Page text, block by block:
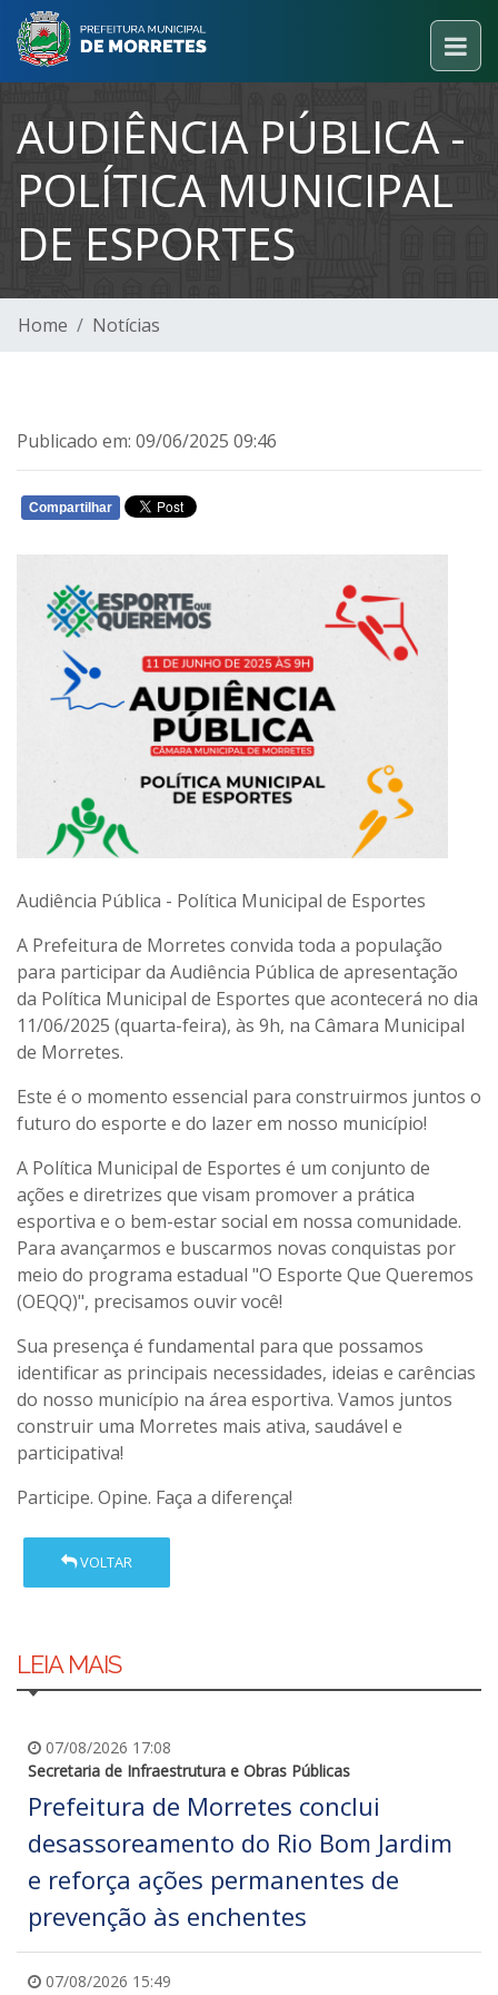
AUDIÊNCIA PÚBLICA -
POLÍTICA MUNICIPAL
DE ESPORTES
Home Notícias
Publicado em: 09/06/2025 09:46
Compartilhar
Audiência Pública - Política Municipal de Esportes
A Prefeitura de Morretes convida toda a população
para participar da Audiência Pública de apresentação
da Política Municipal de Esportes que acontecerá no dia
11/06/2025 (quarta-feira), às 9h, na Câmara Municipal
de Morretes.
Este é o momento essencial para construirmos juntos o
futuro do esporte e do lazer em nosso município!
A Política Municipal de Esportes é um conjunto de
ações e diretrizes que visam promover a prática
esportiva e o bem-estar social em nossa comunidade.
Para avançarmos e buscarmos novas conquistas por
meio do programa estadual "O Esporte Que Queremos
(OEQQ)", precisamos ouvir você!
Sua presença é fundamental para que possamos
identificar as principais necessidades, ideias e carências
do nosso município na área esportiva. Vamos juntos
construir uma Morretes mais ativa, saudável e
participativa!
Participe. Opine. Faça a diferença!
VOLTAR
LEIA MAIS
07/08/2026 17:08
Secretaria de Infraestrutura e Obras Públicas
Prefeitura de Morretes conclui
desassoreamento do Rio Bom Jardim
e reforça ações permanentes de
prevenção às enchentes
07/08/2026 15:49